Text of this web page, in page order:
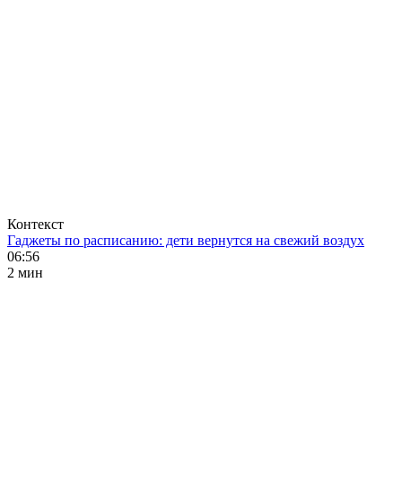
Контекст
Гаджеты по расписанию: дети вернутся на свежий воздух
06:56
2 мин